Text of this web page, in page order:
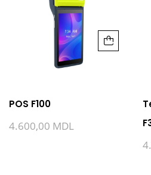
POS F100
4.600,00 MDL